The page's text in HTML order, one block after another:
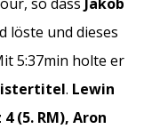
löste und dieses
5:37min holte er
. Lewin
(5. RM), Aron